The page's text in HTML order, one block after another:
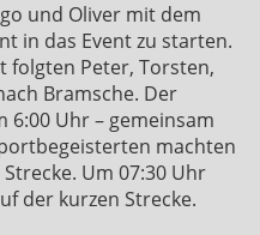
und Oliver mit dem
in das Event zu starten.
folgten Peter, Torsten,
Bramsche. Der
Uhr – gemeinsam
machten
Um 07:30 Uhr
der kurzen Strecke.